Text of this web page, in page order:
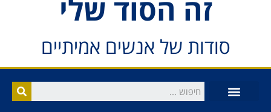
זה הסוד שלי
סודות של אנשים אמיתיים